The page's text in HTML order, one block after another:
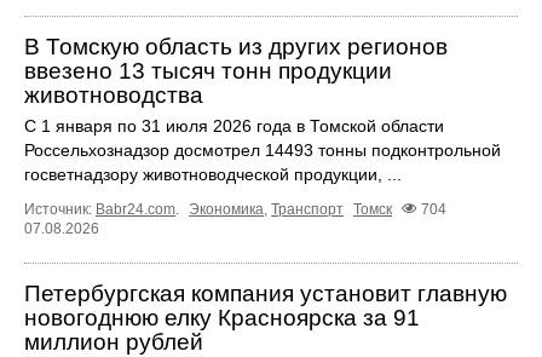
В Томскую область из других регионов
ввезено 13 тысяч тонн продукции
животноводства
С 1 января по 31 июля 2026 года в Томской области
Россельхознадзор досмотрел 14493 тонны подконтрольной
госветнадзору животноводческой продукции, ...
Источник: Babr24.com. Экономика, Транспорт Томск
704
07.08.2026
Петербургская компания установит главную
новогоднюю елку Красноярска за 91
миллион рублей